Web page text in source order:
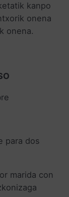
kanpo
onena
onena.
para dos
marida con